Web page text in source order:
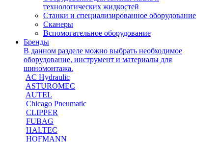
технологических жидкостей
Станки и специализированное оборудование
Сканеры
Вспомогательное оборудование
Бренды
В данном разделе можно выбрать необходимое
оборудование, инструмент и материалы для
шиномонтажа.
AC Hydraulic
ASTUROMEC
AUTEL
Chicago Pneumatic
CLIPPER
FUBAG
HALTEC
HOFMANN